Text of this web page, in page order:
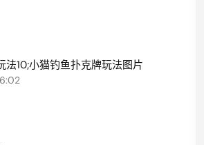
法10;小猫钓鱼扑克牌玩法图片